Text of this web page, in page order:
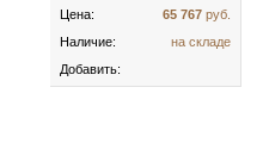
Цена: 65 767руб.
Наличие:
на складе
Добавить: